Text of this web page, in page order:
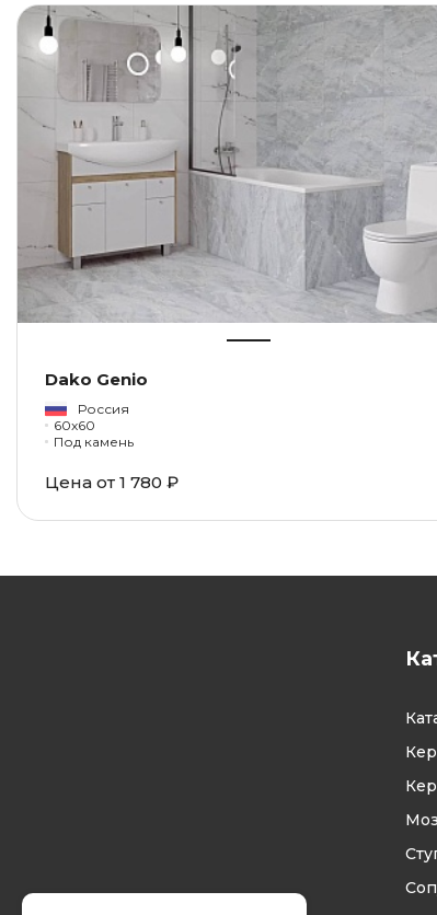
Dako Genio
Россия
60x60
Под камень
Цена от 1 780 ₽